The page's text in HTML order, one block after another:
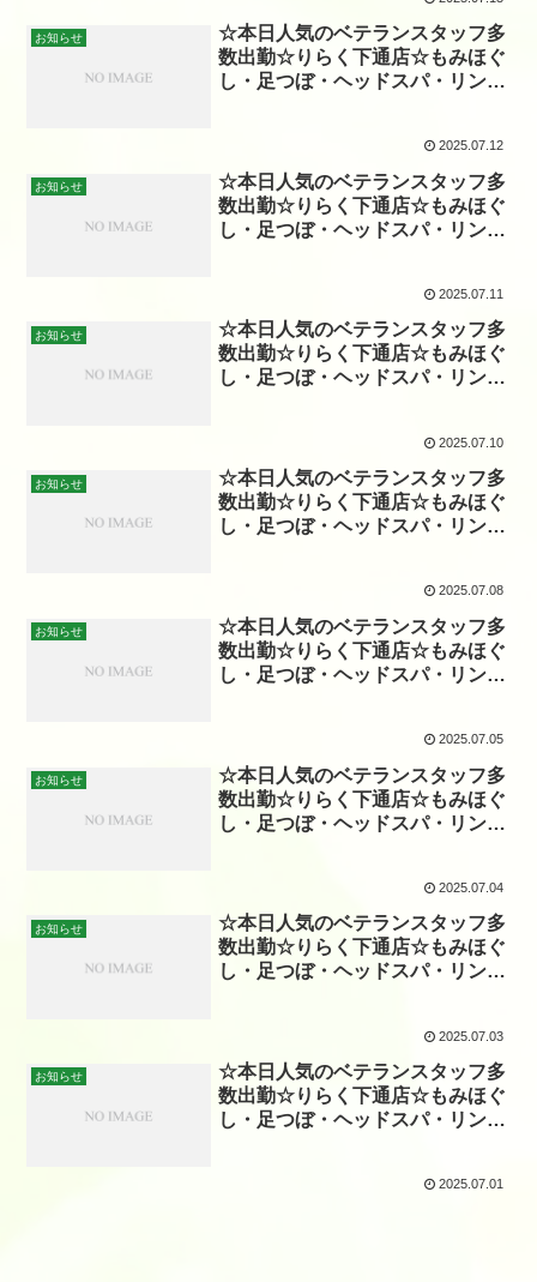
お知らせ
☆本日人気のベテランスタッフ多
数出勤☆りらく下通店☆もみほぐ
し・足つぼ・ヘッドスパ・リンパ
2025.07.12
お知らせ
☆本日人気のベテランスタッフ多
数出勤☆りらく下通店☆もみほぐ
し・足つぼ・ヘッドスパ・リンパ
2025.07.11
お知らせ
☆本日人気のベテランスタッフ多
数出勤☆りらく下通店☆もみほぐ
し・足つぼ・ヘッドスパ・リンパ
2025.07.10
お知らせ
☆本日人気のベテランスタッフ多
数出勤☆りらく下通店☆もみほぐ
し・足つぼ・ヘッドスパ・リンパ
2025.07.08
お知らせ
☆本日人気のベテランスタッフ多
数出勤☆りらく下通店☆もみほぐ
し・足つぼ・ヘッドスパ・リンパ
2025.07.05
お知らせ
☆本日人気のベテランスタッフ多
数出勤☆りらく下通店☆もみほぐ
し・足つぼ・ヘッドスパ・リンパ
2025.07.04
お知らせ
☆本日人気のベテランスタッフ多
数出勤☆りらく下通店☆もみほぐ
し・足つぼ・ヘッドスパ・リンパ
2025.07.03
お知らせ
☆本日人気のベテランスタッフ多
数出勤☆りらく下通店☆もみほぐ
し・足つぼ・ヘッドスパ・リンパ
2025.07.01